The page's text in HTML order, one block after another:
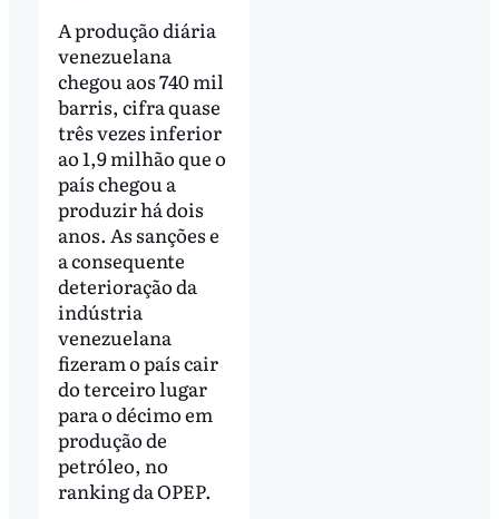
A produção diária
venezuelana
chegou aos 740 mil
barris, cifra quase
três vezes inferior
ao 1,9 milhão que o
país chegou a
produzir há dois
anos. As sanções e
a consequente
deterioração da
indústria
venezuelana
fizeram o país cair
do terceiro lugar
para o décimo em
produção de
petróleo, no
ranking da OPEP.